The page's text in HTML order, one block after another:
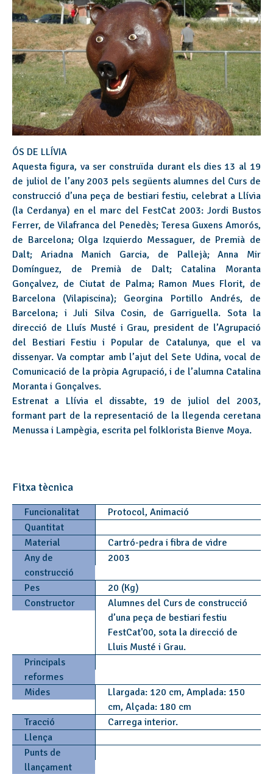
ÓS DE LLÍVIA
Aquesta figura, va ser construïda durant els dies 13 al 19
de juliol de l’any 2003 pels següents alumnes del Curs de
construcció d’una peça de bestiari festiu, celebrat a Llívia
(la Cerdanya) en el marc del FestCat 2003: Jordi Bustos
Ferrer, de Vilafranca del Penedès; Teresa Guxens Amorós,
de Barcelona; Olga Izquierdo Messaguer, de Premià de
Dalt; Ariadna Manich Garcia, de Pallejà; Anna Mir
Domínguez, de Premià de Dalt; Catalina Moranta
Gonçalvez, de Ciutat de Palma; Ramon Mues Florit, de
Barcelona (Vilapiscina); Georgina Portillo Andrés, de
Barcelona; i Juli Silva Cosin, de Garriguella. Sota la
direcció de Lluís Musté i Grau, president de l’Agrupació
del Bestiari Festiu i Popular de Catalunya, que el va
dissenyar. Va comptar amb l’ajut del Sete Udina, vocal de
Comunicació de la pròpia Agrupació, i de l’alumna Catalina
Moranta i Gonçalves.
Estrenat a Llívia el dissabte, 19 de juliol del 2003,
formant part de la representació de la llegenda ceretana
Menussa i Lampègia, escrita pel folklorista Bienve Moya.
Fitxa tècnica
Funcionalitat
Protocol, Animació
Quantitat
Material
Cartró-pedra i fibra de vidre
Any de
construcció
2003
Pes
20 (Kg)
Constructor
Alumnes del Curs de construcció
d’una peça de bestiari festiu
FestCat'00, sota la direcció de
Lluis Musté i Grau.
Principals
reformes
Mides
Llargada: 120 cm, Amplada: 150
cm, Alçada: 180 cm
Tracció
Carrega interior.
Llença
Punts de
llançament